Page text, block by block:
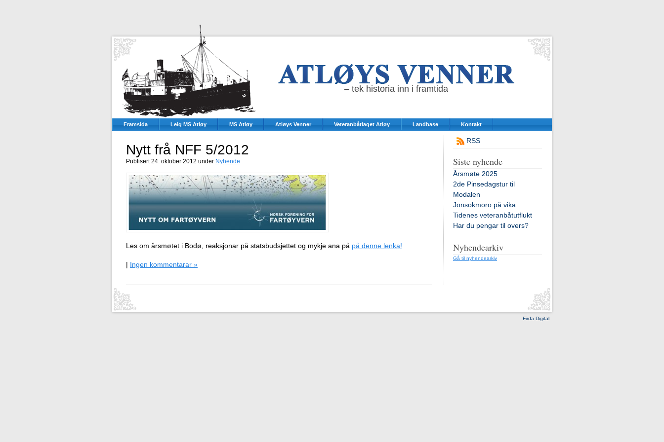
– tek historia inn i framtida
Framsida Leig MS Atløy MS Atløy Atløys Venner Veteranbåtlaget Atløy Landbase Kontakt
RSS
Siste nyhende
Årsmøte 2025
2de Pinsedagstur til
Modalen
Jonsokmoro på vika
Tidenes veteranbåtutflukt
Har du pengar til overs?
Nyhendearkiv
Gå til nyhendearkiv
Nytt frå NFF 5/2012
Publisert 24. oktober 2012 under Nyhende
Les om årsmøtet i Bodø, reaksjonar på statsbudsjettet og mykje ana på på denne lenka!
| Ingen kommentarar »
Firda Digital